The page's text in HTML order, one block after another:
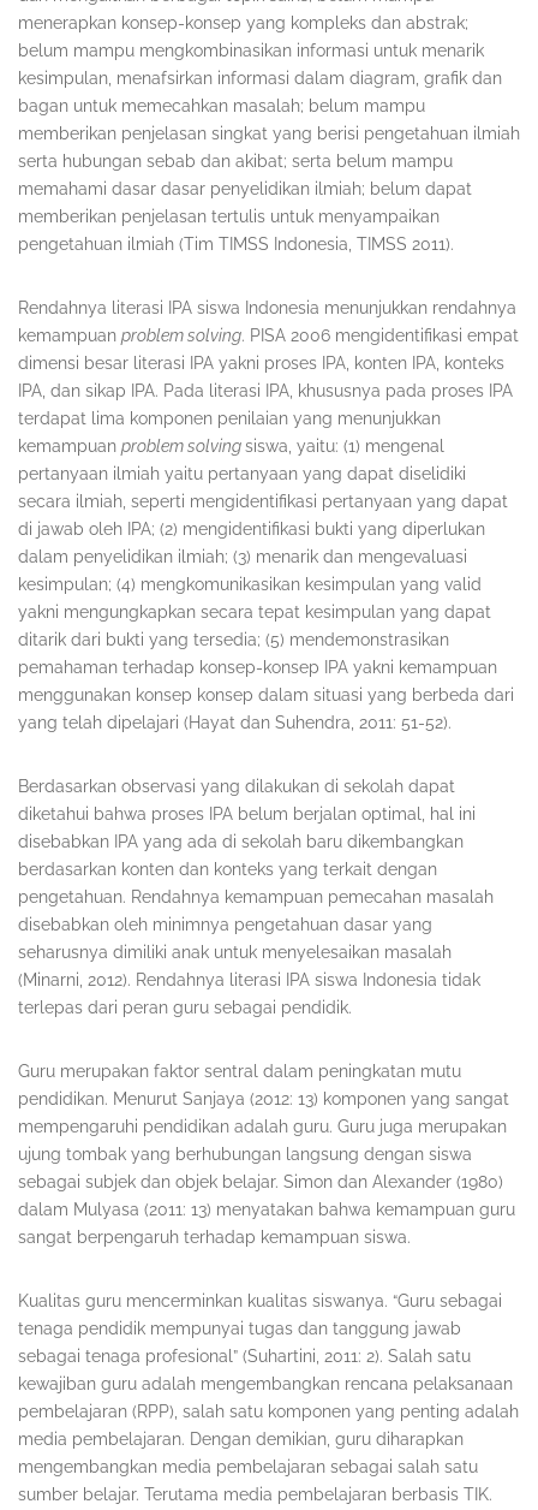
menerapkan konsep-konsep yang kompleks dan abstrak;
belum mampu mengkombinasikan informasi untuk menarik
kesimpulan, menafsirkan informasi dalam diagram, grafik dan
bagan untuk memecahkan masalah; belum mampu
memberikan penjelasan singkat yang berisi pengetahuan ilmiah
serta hubungan sebab dan akibat; serta belum mampu
memahami dasar dasar penyelidikan ilmiah; belum dapat
memberikan penjelasan tertulis untuk menyampaikan
pengetahuan ilmiah (Tim TIMSS Indonesia, TIMSS 2011).
Rendahnya literasi IPA siswa Indonesia menunjukkan rendahnya
kemampuan problem solving. PISA 2006 mengidentifikasi empat
dimensi besar literasi IPA yakni proses IPA, konten IPA, konteks
IPA, dan sikap IPA. Pada literasi IPA, khususnya pada proses IPA
terdapat lima komponen penilaian yang menunjukkan
kemampuan problem solvingsiswa, yaitu: (1) mengenal
pertanyaan ilmiah yaitu pertanyaan yang dapat diselidiki
secara ilmiah, seperti mengidentifikasi pertanyaan yang dapat
di jawab oleh IPA; (2) mengidentifikasi bukti yang diperlukan
dalam penyelidikan ilmiah; (3) menarik dan mengevaluasi
kesimpulan; (4) mengkomunikasikan kesimpulan yang valid
yakni mengungkapkan secara tepat kesimpulan yang dapat
ditarik dari bukti yang tersedia; (5) mendemonstrasikan
pemahaman terhadap konsep-konsep IPA yakni kemampuan
menggunakan konsep konsep dalam situasi yang berbeda dari
yang telah dipelajari (Hayat dan Suhendra, 2011: 51-52).
Berdasarkan observasi yang dilakukan di sekolah dapat
diketahui bahwa proses IPA belum berjalan optimal, hal ini
disebabkan IPA yang ada di sekolah baru dikembangkan
berdasarkan konten dan konteks yang terkait dengan
pengetahuan. Rendahnya kemampuan pemecahan masalah
disebabkan oleh minimnya pengetahuan dasar yang
seharusnya dimiliki anak untuk menyelesaikan masalah
(Minarni, 2012). Rendahnya literasi IPA siswa Indonesia tidak
terlepas dari peran guru sebagai pendidik.
Guru merupakan faktor sentral dalam peningkatan mutu
pendidikan. Menurut Sanjaya (2012: 13) komponen yang sangat
mempengaruhi pendidikan adalah guru. Guru juga merupakan
ujung tombak yang berhubungan langsung dengan siswa
sebagai subjek dan objek belajar. Simon dan Alexander (1980)
dalam Mulyasa (2011: 13) menyatakan bahwa kemampuan guru
sangat berpengaruh terhadap kemampuan siswa.
Kualitas guru mencerminkan kualitas siswanya. “Guru sebagai
tenaga pendidik mempunyai tugas dan tanggung jawab
sebagai tenaga profesional” (Suhartini, 2011: 2). Salah satu
kewajiban guru adalah mengembangkan rencana pelaksanaan
pembelajaran (RPP), salah satu komponen yang penting adalah
media pembelajaran. Dengan demikian, guru diharapkan
mengembangkan media pembelajaran sebagai salah satu
sumber belajar. Terutama media pembelajaran berbasis TIK.